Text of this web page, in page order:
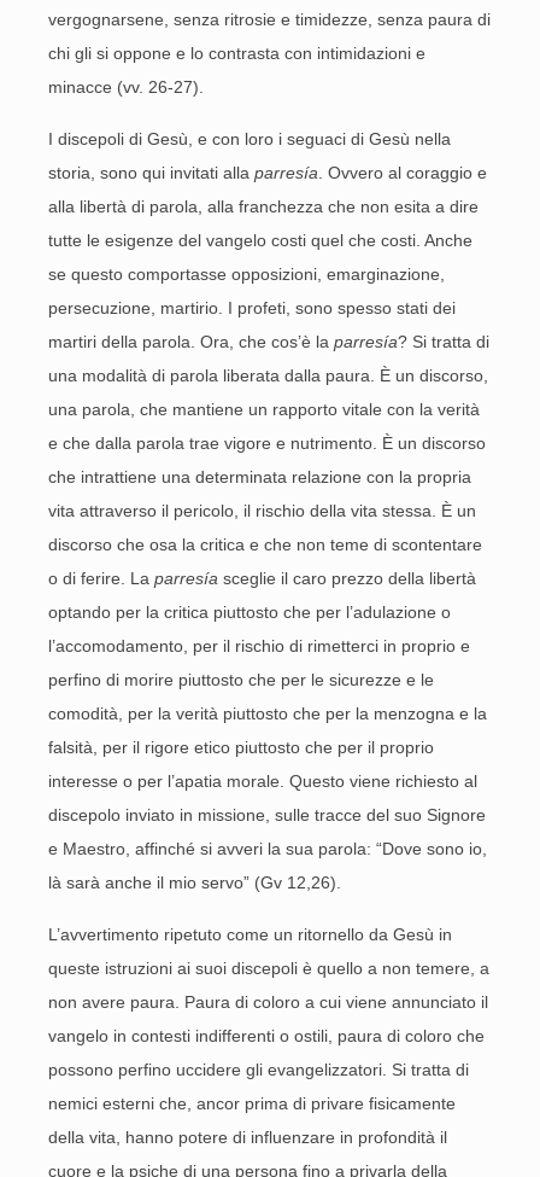
vergognarsene, senza ritrosie e timidezze, senza paura di
chi gli si oppone e lo contrasta con intimidazioni e
minacce (vv. 26-27).
I discepoli di Gesù, e con loro i seguaci di Gesù nella
storia, sono qui invitati alla parresía . Ovvero al coraggio e
alla libertà di parola, alla franchezza che non esita a dire
tutte le esigenze del vangelo costi quel che costi. Anche
se questo comportasse opposizioni, emarginazione,
persecuzione, martirio. I profeti, sono spesso stati dei
martiri della parola. Ora, che cos’è la parresía? Si tratta di
una modalità di parola liberata dalla paura. È un discorso,
una parola, che mantiene un rapporto vitale con la verità
e che dalla parola trae vigore e nutrimento. È un discorso
che intrattiene una determinata relazione con la propria
vita attraverso il pericolo, il rischio della vita stessa. È un
discorso che osa la critica e che non teme di scontentare
o di ferire. La parresía sceglie il caro prezzo della libertà
optando per la critica piuttosto che per l’adulazione o
l’accomodamento, per il rischio di rimetterci in proprio e
perfino di morire piuttosto che per le sicurezze e le
comodità, per la verità piuttosto che per la menzogna e la
falsità, per il rigore etico piuttosto che per il proprio
interesse o per l’apatia morale. Questo viene richiesto al
discepolo inviato in missione, sulle tracce del suo Signore
e Maestro, affinché si avveri la sua parola: “Dove sono io,
là sarà anche il mio servo” (Gv 12,26).
L’avvertimento ripetuto come un ritornello da Gesù in
queste istruzioni ai suoi discepoli è quello a non temere, a
non avere paura. Paura di coloro a cui viene annunciato il
vangelo in contesti indifferenti o ostili, paura di coloro che
possono perfino uccidere gli evangelizzatori. Si tratta di
nemici esterni che, ancor prima di privare fisicamente
della vita, hanno potere di influenzare in profondità il
cuore e la psiche di una persona fino a privarla della